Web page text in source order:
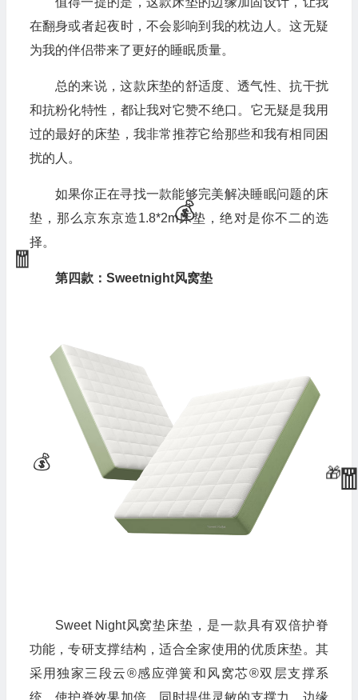
在翻身或者起夜时，不会影响到我的枕边人。这无疑
为我的伴侣带来了更好的睡眠质量。
总的来说，这款床垫的舒适度、透气性、抗干扰
和抗粉化特性，都让我对它赞不绝口。它无疑是我用
过的最好的床垫，我非常推荐它给那些和我有相同困
扰的人。
如果你正在寻找一款能够完美解决睡眠问题的床
垫，那么京东京造1.8*2m床垫，绝对是你不二的选
择。
第四款：Sweetnight风窝垫
Sweet Night风窝垫床垫，是一款具有双倍护脊
功能，专研支撑结构，适合全家使用的优质床垫。其
采用独家三段云®感应弹簧和风窝芯®双层支撑系